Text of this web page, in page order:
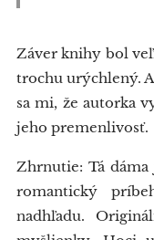
Záver knihy bol
trochu urýchlený.
sa mi, že autorka
jeho premenlivosť.
Zhrnutie: Tá
romantický
nadhľadu.